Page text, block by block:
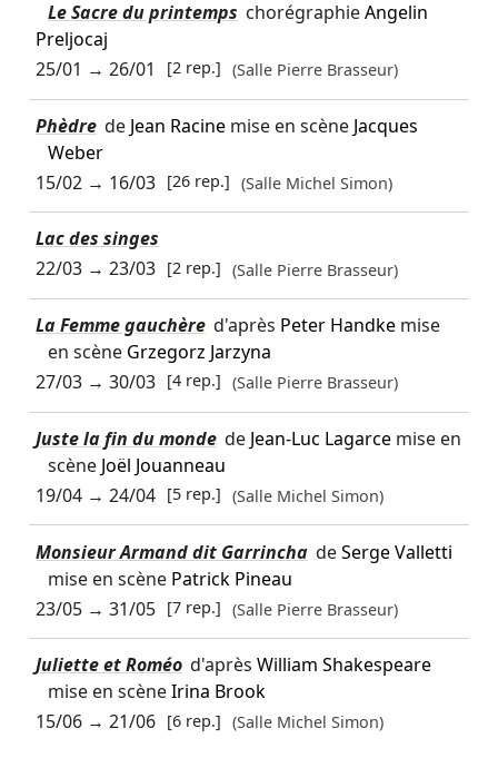
Le Sacre du printemps chorégraphieAngelin
Preljocaj
25/01 → 26/01 [2 rep.] (Salle Pierre Brasseur)
Phèdre de Jean Racinemise en scène Jacques
Weber
15/02→ 16/03 [26 rep.] (Salle Michel Simon)
Lac des singes
22/03→ 23/03 [2 rep.] (Salle Pierre Brasseur)
La Femme gauchère d'après Peter Handkemise
en scène Grzegorz Jarzyna
27/03→ 30/03 [4 rep.] (Salle Pierre Brasseur)
Juste la fin du monde de Jean-Luc Lagarcemise en
scène Joël Jouanneau
19/04→ 24/04 [5 rep.] (Salle Michel Simon)
Monsieur Armand dit Garrincha deSerge Valletti
mise en scène Patrick Pineau
23/05→ 31/05 [7 rep.] (Salle Pierre Brasseur)
Juliette et Roméo d'après William Shakespeare
mise en scèneIrina Brook
15/06→ 21/06 [6 rep.] (Salle Michel Simon)